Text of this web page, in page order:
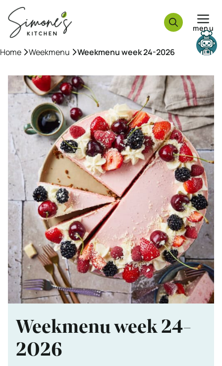
naar
inhoud
menu
Home »Weekmenu »Weekmenu week 24-2026
Weekmenu week 24-
2026
Need help?